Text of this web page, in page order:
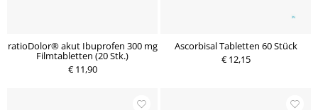
ratioDolor® akut Ibuprofen 300 mg
Filmtabletten (20 Stk.)
€ 11,90
Ascorbisal Tabletten 60 Stück
€ 12,15